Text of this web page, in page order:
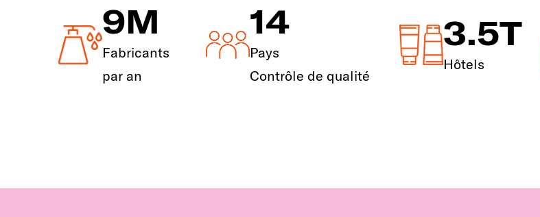
9M
Fabricants
par an
14
Pays
Contrôle de qualité
3.5T
Hôtels